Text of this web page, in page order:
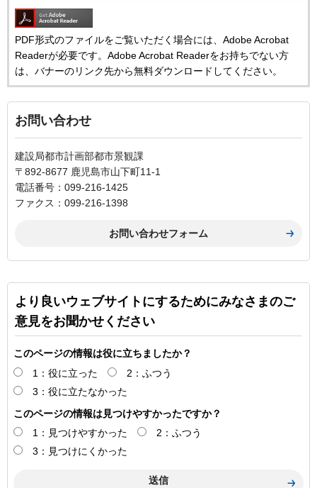
PDF形式のファイルをご覧いただく場合には、Adobe Acrobat
Readerが必要です。Adobe Acrobat Readerをお持ちでない方
は、バナーのリンク先から無料ダウンロードしてください。
お問い合わせ
建設局都市計画部都市景観課
〒892-8677 鹿児島市山下町11-1
電話番号：099-216-1425
ファクス：099-216-1398
より良いウェブサイトにするためにみなさまのご
意見をお聞かせください
このページの情報は役に立ちましたか？
1：役に立った
2：ふつう
3：役に立たなかった
このページの情報は見つけやすかったですか？
1：見つけやすかった
2：ふつう
3：見つけにくかった